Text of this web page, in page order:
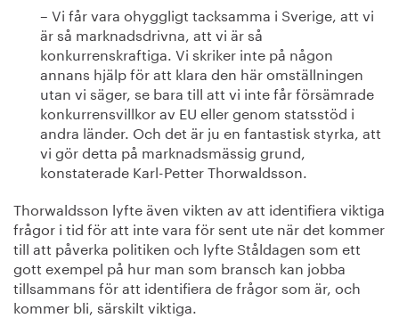
– Vi får vara ohyggligt tacksamma i Sverige, att vi
är så marknadsdrivna, att vi är så
konkurrenskraftiga. Vi skriker inte på någon
annans hjälp för att klara den här omställningen
utan vi säger, se bara till att vi inte får försämrade
konkurrensvillkor av EU eller genom statsstöd i
andra länder. Och det är ju en fantastisk styrka, att
vi gör detta på marknadsmässig grund,
konstaterade Karl-Petter Thorwaldsson.
Thorwaldsson lyfte även vikten av att identifiera viktiga
frågor i tid för att inte vara för sent ute när det kommer
till att påverka politiken och lyfte Ståldagen som ett
gott exempel på hur man som bransch kan jobba
tillsammans för att identifiera de frågor som är, och
kommer bli, särskilt viktiga.